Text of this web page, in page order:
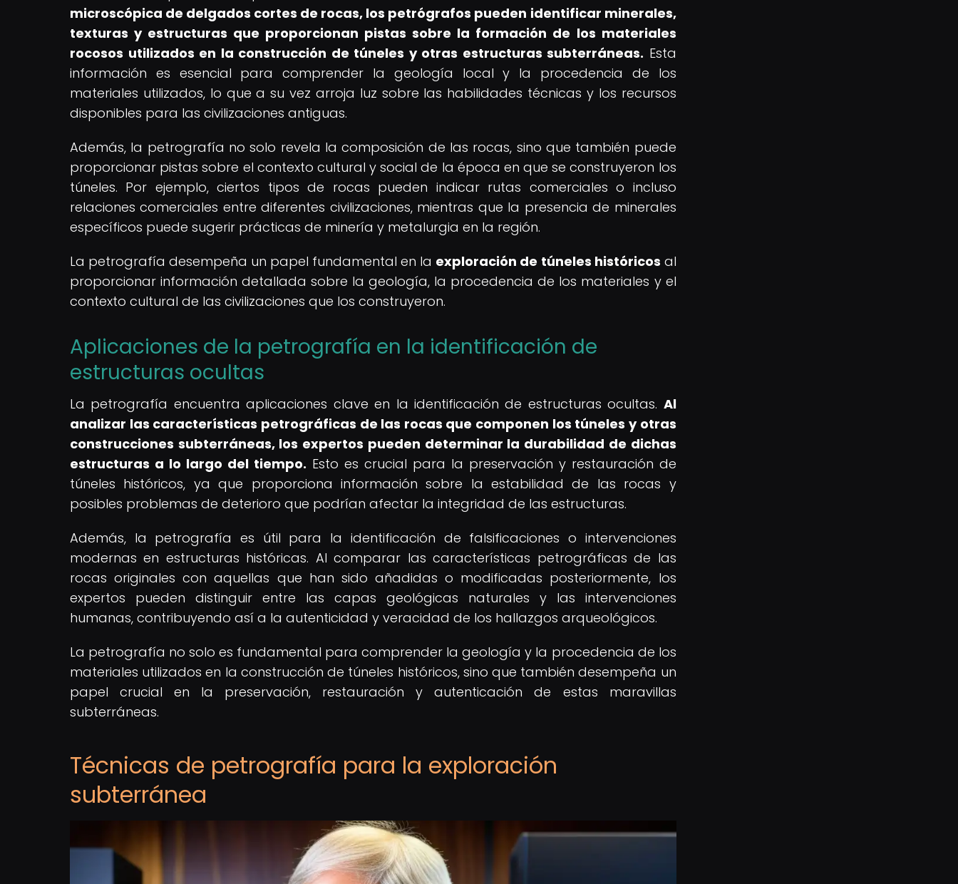
microscópica de delgados cortes de rocas, los petrógrafos pueden identificar minerales,
texturas y estructuras que proporcionan pistas sobre la formación de los materiales
rocosos utilizados en la construcción de túneles y otras estructuras subterráneas. Esta
información es esencial para comprender la geología local y la procedencia de los
materiales utilizados, lo que a su vez arroja luz sobre las habilidades técnicas y los recursos
disponibles para las civilizaciones antiguas.
Además, la petrografía no solo revela la composición de las rocas, sino que también puede
proporcionar pistas sobre el contexto cultural y social de la época en que se construyeron los
túneles. Por ejemplo, ciertos tipos de rocas pueden indicar rutas comerciales o incluso
relaciones comerciales entre diferentes civilizaciones, mientras que la presencia de minerales
específicos puede sugerir prácticas de minería y metalurgia en la región.
La petrografía desempeña un papel fundamental en la exploración de túneles históricos al
proporcionar información detallada sobre la geología, la procedencia de los materiales y el
contexto cultural de las civilizaciones que los construyeron.
Aplicaciones de la petrografía en la identificación de
estructuras ocultas
La petrografía encuentra aplicaciones clave en la identificación de estructuras ocultas. Al
analizar las características petrográficas de las rocas que componen los túneles y otras
construcciones subterráneas, los expertos pueden determinar la durabilidad de dichas
estructuras a lo largo del tiempo. Esto es crucial para la preservación y restauración de
túneles históricos, ya que proporciona información sobre la estabilidad de las rocas y
posibles problemas de deterioro que podrían afectar la integridad de las estructuras.
Además, la petrografía es útil para la identificación de falsificaciones o intervenciones
modernas en estructuras históricas. Al comparar las características petrográficas de las
rocas originales con aquellas que han sido añadidas o modificadas posteriormente, los
expertos pueden distinguir entre las capas geológicas naturales y las intervenciones
humanas, contribuyendo así a la autenticidad y veracidad de los hallazgos arqueológicos.
La petrografía no solo es fundamental para comprender la geología y la procedencia de los
materiales utilizados en la construcción de túneles históricos, sino que también desempeña un
papel crucial en la preservación, restauración y autenticación de estas maravillas
subterráneas.
Técnicas de petrografía para la exploración
subterránea